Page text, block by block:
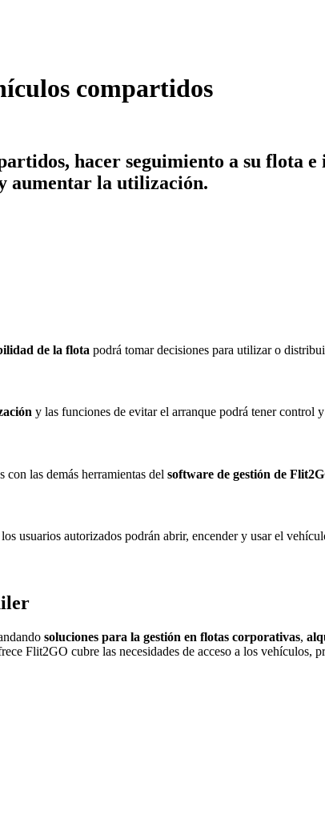
compartidos
hacer seguimiento a su flota
aumentar la utilización.
de la flota podrá tomar decisiones para utilizar o
y las funciones de evitar el arranque podrá tener control
con las demás herramientas del software de gestión de
usuarios autorizados podrán abrir, encender y usar el
soluciones para la gestión en flotas corporativas,
Flit2GO cubre las necesidades de acceso a los vehículos,